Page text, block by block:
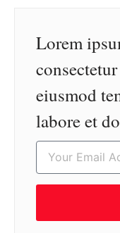
Lorem
eiusmod
labore et